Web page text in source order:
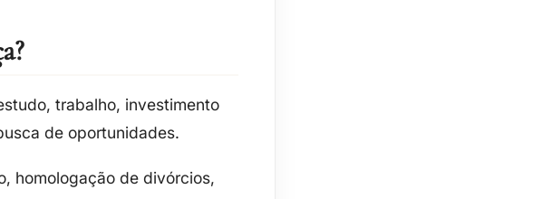
trabalho, investimento
de oportunidades.
homologação de divórcios,